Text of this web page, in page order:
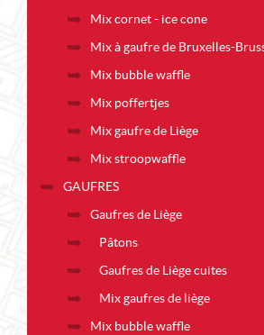
Mix cornet - ice cone
Mix à gaufre de Bruxelles-
Mix bubble waffle
Mix poffertjes
Mix gaufre de Liège
Mix stroopwaffle
GAUFRES
Gaufres de Liège
Pâtons
Gaufres de Liège cuites
Mix gaufres de liège
Mix bubble waffle